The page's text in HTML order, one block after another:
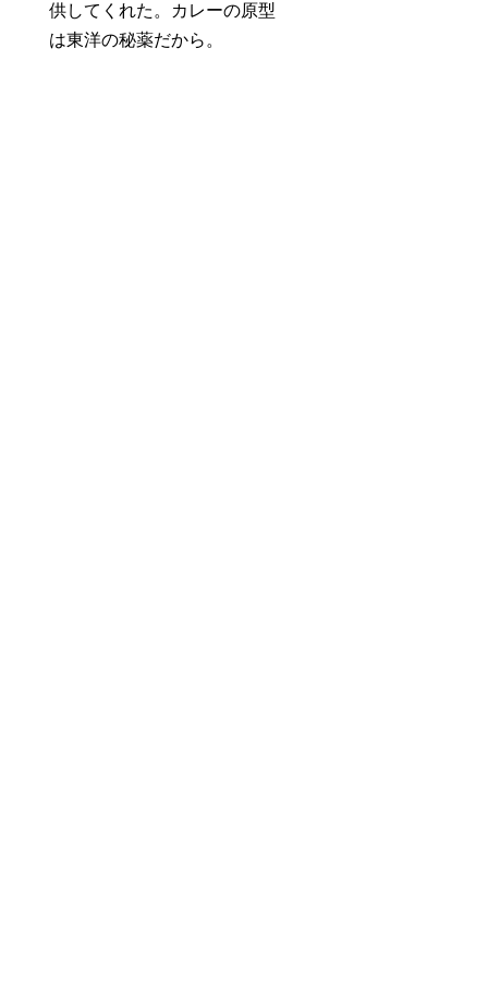
供してくれた。カレーの原型
は東洋の秘薬だから。